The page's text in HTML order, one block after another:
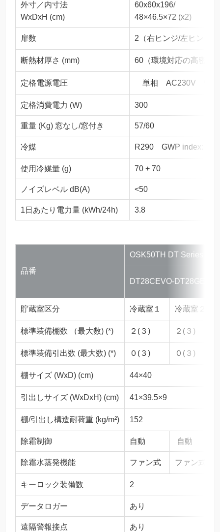
外寸／内寸法
WxDxH (cm)
60x60x196/
48×46.5×72 (x2)
扉数 2（右ヒンジ/左ヒンジ
断熱材厚さ (mm) 60（環境対応の高密度
定格電源電圧 単相 AC230V 50Hz
定格消費電力 (W) 300
重量 (Kg) 窓なし/窓付き 57/60
冷媒 R290 GWP index:３
使用冷媒量 (g) 70 + 70
ノイズレベル dB(A) <50
1日あたり電力量 (kWh/24h) 3.8
品番
OSK50TH DT Series
DT28CEVO-DT28GEVO
貯蔵室区分 冷蔵室１ 冷蔵室２
標準装備棚数 （最大数) (*) ２(３) ２(３)
標準装備引出数 (最大数) (*) ０(３) ０(３)
棚サイズ (WxD) (cm) 44×40
引出しサイズ (WxDxH) (cm) 41×39.5×9
棚/引出し構造耐荷重 (kg/m²) 152
除霜制御 自動 自動
除霜水蒸発機能 ファン式 ファン式
キーロック装備数 2
データロガー あり
遠隔警報接点 あり